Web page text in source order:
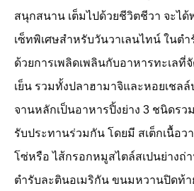
สนุกสนาน เต็มไปด้วยชีวิตชีวา จะไ
เซ็ทพิเศษสำหรับวันวาเลนไทน์ ในตำ
ด้วยการเพลิดเพลินกับอาหารทะเลที่
เย็น รวมทั้งปลาฮามาจิและหอยเชลล์
จานหลักเป็นอาหารปิ้งย่าง 3 ชนิดรว
รับประทานร่วมกัน โดยมี สเต็กเนื้อว
โซ่หรือ ไส้กรอกหมูสไตล์สเปนย่างถ่า
ตำรับละตินอเมริกัน ขนมหวานปิดท้าย